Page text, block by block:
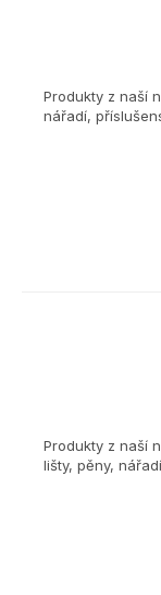
Produkty z naší
nářadí,
Produkty z naší
lišty, pěny,